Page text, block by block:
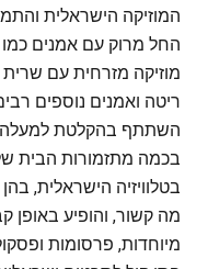
המוזיקה הישראלית
החל מרוק עם אמנים כמו
מוזיקה מזרחית עם
בכמה מתזמורות הבית של
בטלוויזיה הישראלית,
מה קשור, והופיע באופן
מיוחדות, פרסומות